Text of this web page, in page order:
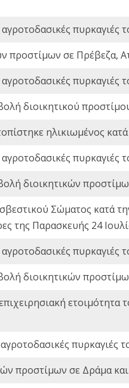
αγροτοδασικές
προστίμων σε Πρέβεζα,
αγροτοδασικές
διοικητικού
ηλικιωμένος
αγροτοδασικές
διοικητικών
Σώματος κατά
της Παρασκευής 24
αγροτοδασικές
διοικητικών
προστίμων σε Δράμα